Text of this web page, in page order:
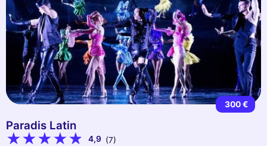
300 €
Paradis Latin
4,9 (7)